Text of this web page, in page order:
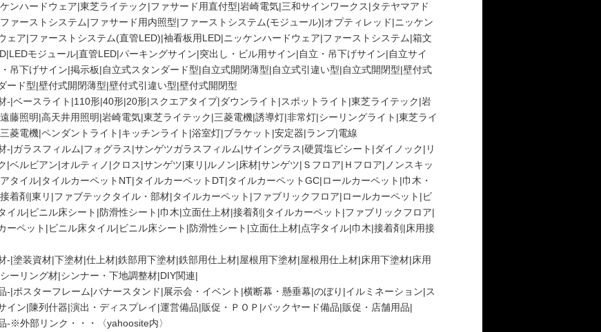
ンハードウェア|東芝ライテック|ファサード用直付型|岩崎電気|三和サインワークス|タテヤマアド
ファーストシステム|ファサード用内照型|ファーストシステム(モジュール)|オプティレッド|ニッケン
ェア|ファーストシステム(直管LED)|袖看板用LED|ニッケンハードウェア|ファーストシステム|箱文
LEDモジュール|直管LED|パーキングサイン|突出し・ビル用サイン|自立・吊下げサイン|自立サイ
吊下げサイン|掲示板|自立式スタンダード型|自立式開閉薄型|自立式引違い型|自立式開閉型|壁付式
ード型|壁付式開閉薄型|壁付式引違い型|壁付式開閉型
-|ベースライト|110形|40形|20形|スクエアタイプ|ダウンライト|スポットライト|東芝ライテック|岩
遠藤照明|高天井用照明|岩崎電気|東芝ライテック|三菱電機|誘導灯|非常灯|シーリングライト|東芝ライ
三菱電機|ペンダントライト|キッチンライト|浴室灯|ブラケット|安定器|ランプ|電線
-|ガラスフィルム|フォグラス|サンゲツガラスフィルム|サイングラス|硬質塩ビシート|ダイノック| リ
|ベルビアン|オルティノ|クロス|サンゲツ|東リ|ルノン|床材|サンゲツ| Ｓフロア| Ｈフロア| ノンスキッ
タイル|タイルカーペットNT|タイルカーペットDT|タイルカーペットGC|ロールカーペット|巾木・
接着剤|東リ|ファブテックタイル・部材|タイルカーペット|ファブリックフロア|ロールカーペット|ビ
イル|ビニル床シート|防滑性シート|巾木|立面仕上材|接着剤|タイルカーペット|ファブリックフロア|
ーペット|ビニル床タイル|ビニル床シート|防滑性シート|立面仕上材|点字タイル|巾木|接着剤|床用接
-|塗装資材|下塗材|仕上材|鉄部用下塗材|鉄部用仕上材|屋根用下塗材|屋根用仕上材|床用下塗材|床用
シーリング材|シンナー・下地調整材|DIY関連|
-|ポスターフレーム|バナースタンド|展示会・イベント|横断幕・懸垂幕|のぼり|イルミネーション|ス
イン|陳列什器|演出・ディスプレイ|運営備品|販促・ＰＯＰ|バックヤード備品|販促・店舗用品|
-※外部リンク・・・〈yahoosite内〉